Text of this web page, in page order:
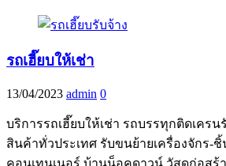
รถเฮี๊ยบให้เช่า
13/04/2023 admin 0
บริการรถเฮี๊ยบให้เช่า รถบรรทุกติดเคร
สินค้าทั่วประเทศ รับขนย้ายเครื่องจักร-